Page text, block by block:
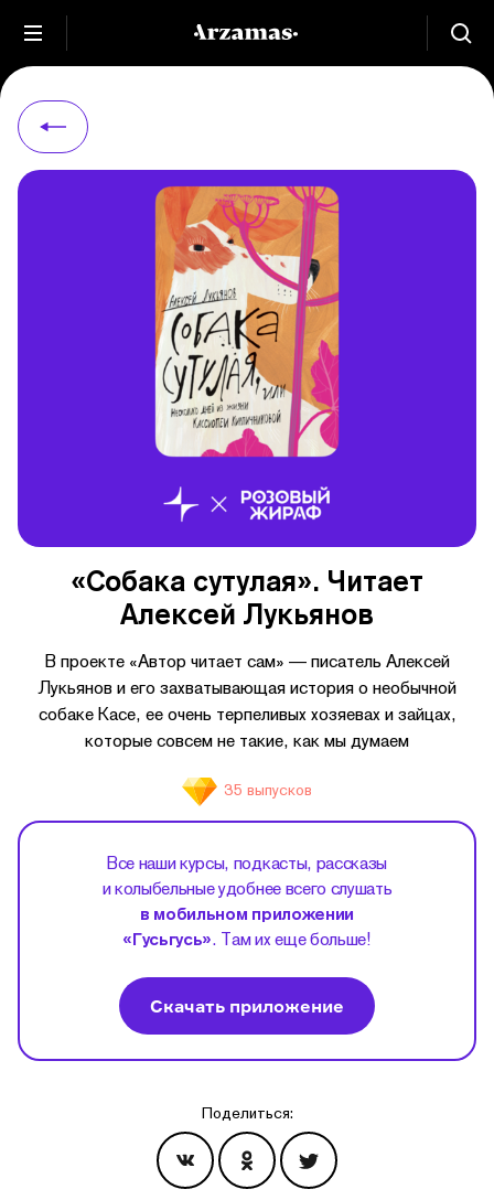
«Собака сутулая». Читает
Алексей Лукьянов
В проекте «Автор читает сам» — писатель Алексей
Лукьянов и его захватывающая история о необычной
собаке Касе, ее очень терпеливых хозяевах и зайцах,
которые совсем не такие, как мы думаем
35 выпусков
Все наши курсы, подкасты, рассказы
и колыбельные удобнее всего слушать
в мобильном приложении
«Гусьгусь». Там их еще больше!
Скачать приложение
Поделиться: